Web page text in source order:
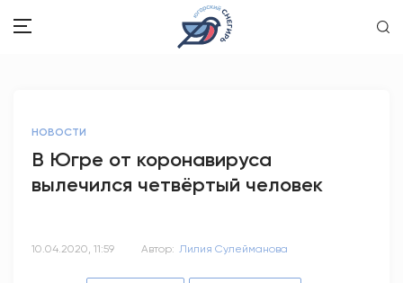
ОБРАЗОВАНИЕ
НОВОСТИ
В Югре от коронавируса
вылечился четвёртый человек
10.04.2020, 11:59 Автор: Лилия Сулейманова